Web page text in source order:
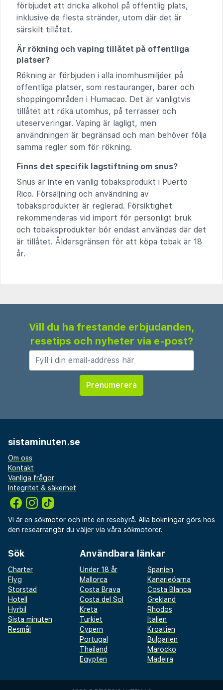
förbjudet att dricka alkohol på offentlig plats,
inklusive de flesta stränder, utom där det är
särskilt tillåtet.
Är rökning och vaping tillåtet på offentliga
platser?
Rökning är förbjuden i alla inomhusmiljöer på
offentliga platser, som restauranger, barer och
shoppingområden i Humacao. Det är vanligtvis
tillåtet att röka utomhus, på terrasser och
uteserveringar. Vaping är lagligt, men
användningen är begränsad och man behöver följa
samma regler som för rökning.
Finns det specifik lagstiftning om snus?
Snus är inte en vanlig tobaksprodukt i Puerto
Rico. Försäljning och användning av
tobaksprodukter är reglerad. Försiktighet
rekommenderas vid import för personligt bruk
och tobaksprodukter bör endast användas där det
är tillåtet. Åldersgränsen för att köpa tobak är 18
år.
Vill du ha frestande erbjudanden,
resetips och nyheter via e-post?
sistaminuten.se
Om oss
Kontakt
Vanliga frågor
Integritet & säkerhet
Vi är en sökmotor och inte en resebyrå. Alla bokningar görs hos
den researrangör du väljer via våra sökmotorer.
Sök
Charter
Flyg
Storstad
Hotell
Hyrbil
Sista minuten
Resmål
Användbara länkar
Under 18 år
Spanien
Mallorca
Kanarieöarna
Costa Brava
Costa Blanca
Costa del Sol
Grekland
Kreta
Rhodos
Turkiet
Italien
Cypern
Kroatien
Portugal
Bulgarien
Thailand
Marocko
Egypten
Madeira